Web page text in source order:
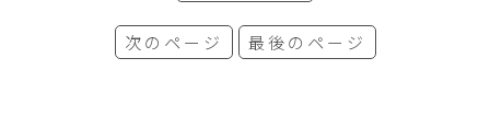
次のページ 最後のページ